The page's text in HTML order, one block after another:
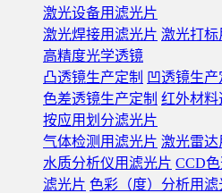
激光设备用滤光片
激光焊接用滤光片 激光打标
高精度光学透镜
凸透镜生产定制 凹透镜生产
色差透镜生产定制 红外材料
按应用划分滤光片
气体检测用滤光片 激光雷达
水质分析仪用滤光片 CCD
滤光片 色彩（度）分析用滤